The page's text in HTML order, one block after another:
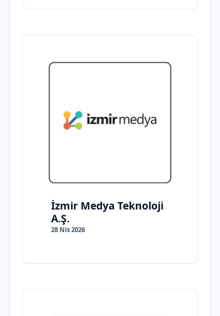
İzmir Medya Teknoloji
A.Ş.
28 Nis 2026